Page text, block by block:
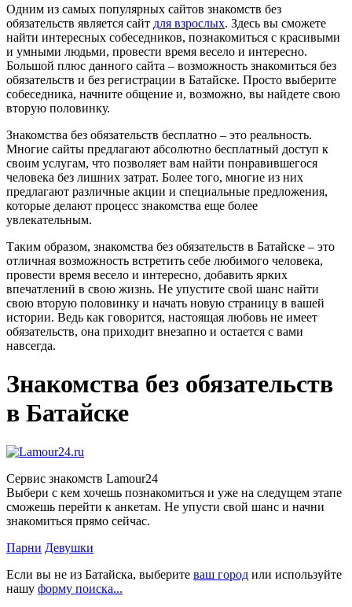
Одним из самых популярных сайтов знакомств без
обязательств является сайт для взрослых. Здесь вы сможете
найти интересных собеседников, познакомиться с красивыми
и умными людьми, провести время весело и интересно.
Большой плюс данного сайта – возможность знакомиться без
обязательств и без регистрации в Батайске. Просто выберите
собеседника, начните общение и, возможно, вы найдете свою
вторую половинку.
Знакомства без обязательств бесплатно – это реальность.
Многие сайты предлагают абсолютно бесплатный доступ к
своим услугам, что позволяет вам найти понравившегося
человека без лишних затрат. Более того, многие из них
предлагают различные акции и специальные предложения,
которые делают процесс знакомства еще более
увлекательным.
Таким образом, знакомства без обязательств в Батайске – это
отличная возможность встретить себе любимого человека,
провести время весело и интересно, добавить ярких
впечатлений в свою жизнь. Не упустите свой шанс найти
свою вторую половинку и начать новую страницу в вашей
истории. Ведь как говорится, настоящая любовь не имеет
обязательств, она приходит внезапно и остается с вами
навсегда.
Знакомства без обязательств
в Батайске
Сервис знакомств Lamour24
Выбери с кем хочешь познакомиться и уже на следущем этапе
сможешь перейти к анкетам. Не упусти свой шанс и начни
знакомиться прямо сейчас.
Парни Девушки
Если вы не из Батайска, выберите ваш город или используйте
нашу форму поиска...